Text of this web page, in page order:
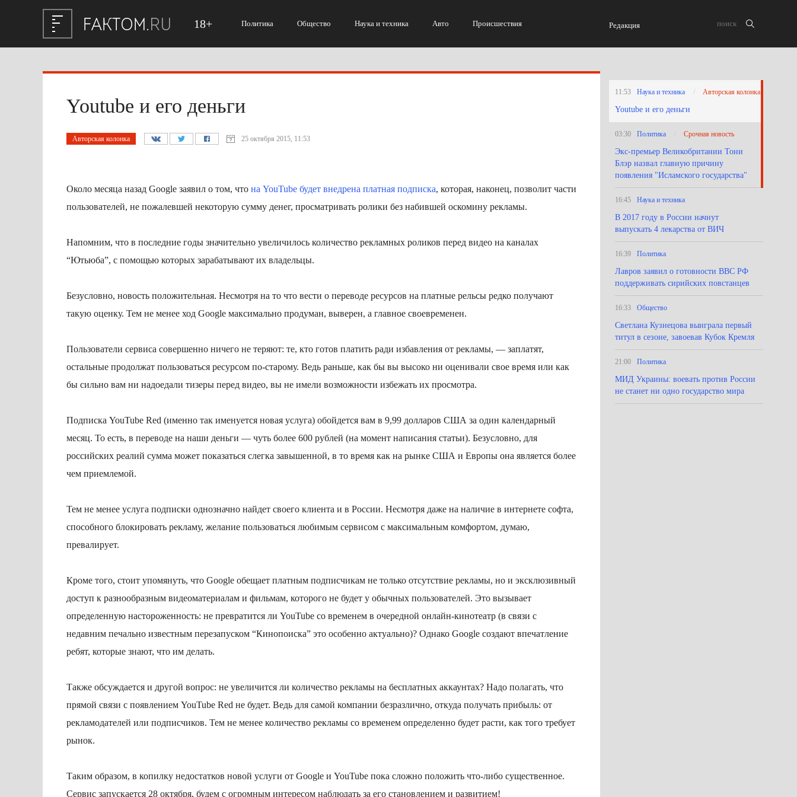
18+ Политика Общество Наука и техника Авто Происшествия Редакция
Youtube и его деньги
Авторская колонка 25 октября 2015, 11:53
Около месяца назад Google заявил о том, что на YouTube будет внедрена платная подписка, которая, наконец, позволит части
пользователей, не пожалевшей некоторую сумму денег, просматривать ролики без набившей оскомину рекламы.
Напомним, что в последние годы значительно увеличилось количество рекламных роликов перед видео на каналах
“Ютьюба”, с помощью которых зарабатывают их владельцы.
Безусловно, новость положительная. Несмотря на то что вести о переводе ресурсов на платные рельсы редко получают
такую оценку. Тем не менее ход Google максимально продуман, выверен, а главное своевременен.
Пользователи сервиса совершенно ничего не теряют: те, кто готов платить ради избавления от рекламы, — заплатят,
остальные продолжат пользоваться ресурсом по-старому. Ведь раньше, как бы вы высоко ни оценивали свое время или как
бы сильно вам ни надоедали тизеры перед видео, вы не имели возможности избежать их просмотра.
Подписка YouTube Red (именно так именуется новая услуга) обойдется вам в 9,99 долларов США за один календарный
месяц. То есть, в переводе на наши деньги — чуть более 600 рублей (на момент написания статьи). Безусловно, для
российских реалий сумма может показаться слегка завышенной, в то время как на рынке США и Европы она является более
чем приемлемой.
Тем не менее услуга подписки однозначно найдет своего клиента и в России. Несмотря даже на наличие в интернете софта,
способного блокировать рекламу, желание пользоваться любимым сервисом с максимальным комфортом, думаю,
превалирует.
Кроме того, стоит упомянуть, что Google обещает платным подписчикам не только отсутствие рекламы, но и эксклюзивный
доступ к разнообразным видеоматериалам и фильмам, которого не будет у обычных пользователей. Это вызывает
определенную настороженность: не превратится ли YouTube со временем в очередной онлайн-кинотеатр (в связи с
недавним печально известным перезапуском “Кинопоиска” это особенно актуально)? Однако Google создают впечатление
ребят, которые знают, что им делать.
Также обсуждается и другой вопрос: не увеличится ли количество рекламы на бесплатных аккаунтах? Надо полагать, что
прямой связи с появлением YouTube Red не будет. Ведь для самой компании безразлично, откуда получать прибыль: от
рекламодателей или подписчиков. Тем не менее количество рекламы со временем определенно будет расти, как того требует
рынок.
Таким образом, в копилку недостатков новой услуги от Google и YouTube пока сложно положить что-либо существенное.
Сервис запускается 28 октября, будем с огромным интересом наблюдать за его становлением и развитием!
11:53 Наука и техника Авторская колонка
Youtube и его деньги
03:30 Политика Срочная новость
Экс-премьер Великобритании Тони
Блэр назвал главную причину
появления "Исламского государства"
16:45 Наука и техника
В 2017 году в России начнут
выпускать 4 лекарства от ВИЧ
16:39 Политика
Лавров заявил о готовности ВВС РФ
поддерживать сирийских повстанцев
16:33 Общество
Светлана Кузнецова выиграла первый
титул в сезоне, завоевав Кубок Кремля
21:00 Политика
МИД Украины: воевать против России
не станет ни одно государство мира